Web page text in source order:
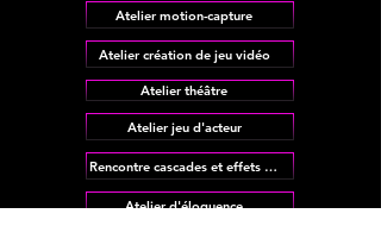
Atelier motion-capture
Atelier création de jeu vidéo
Atelier théâtre
Atelier jeu d'acteur
Rencontre cascades et effets spéciaux
Atelier d'éloquence